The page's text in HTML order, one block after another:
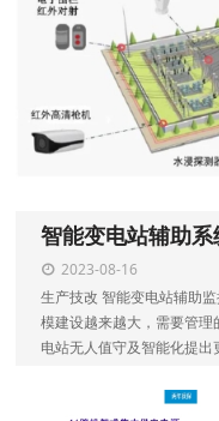
智能变电站辅助
2023-08-16
生产技改 智能变电站辅助
模建设越来越大，需要管
电站无人值守及智能化提出